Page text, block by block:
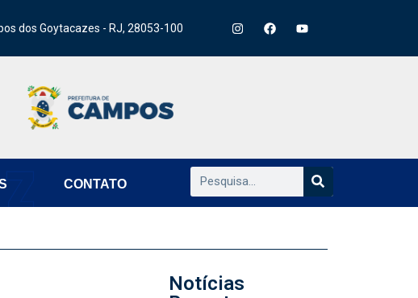
dos Goytacazes - RJ, 28053-100
CONTATO
Notícias